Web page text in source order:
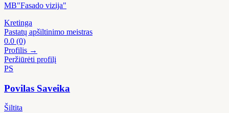
MB"Fasado vizija"
Kretinga
Pastatų apšiltinimo meistras
0.0 (0)
Profilis →
Peržiūrėti profilį
PS
Povilas Saveika
Šiltita